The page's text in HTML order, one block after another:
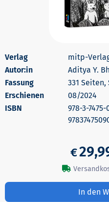
mitp-
Autor:in
Aditya Y.
331 Seiten,
Erschienen
08/2024
978-3-7475-
€
In den